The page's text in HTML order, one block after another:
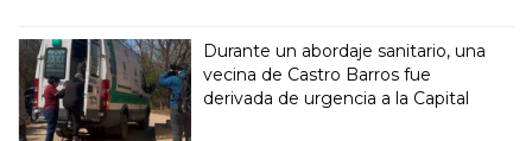
Durante un abordaje sanitario, una
vecina de Castro Barros fue
derivada de urgencia a la Capital